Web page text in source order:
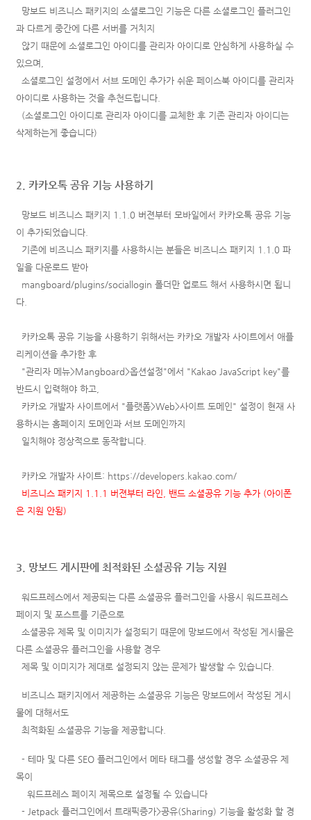
망보드 비즈니스 패키지의 소셜로그인 기능은 다른 소셜로그인 플러그인
과 다르게 중간에 다른 서버를 거치지
않기 때문에 소셜로그인 아이디를 관리자 아이디로 안심하게 사용하실 수
있으며,
소셜로그인 설정에서 서브 도메인 추가가 쉬운 페이스북 아이디를 관리자
아이디로 사용하는 것을 추천드립니다.
(소셜로그인 아이디로 관리자 아이디를 교체한 후 기존 관리자 아이디는
삭제하는게 좋습니다)
2. 카카오톡 공유 기능 사용하기
망보드 비즈니스 패키지 1.1.0 버젼부터 모바일에서 카카오톡 공유 기능
이 추가되었습니다.
기존에 비즈니스 패키지를 사용하시는 분들은 비즈니스 패키지 1.1.0 파
일을 다운로드 받아
mangboard/plugins/sociallogin 폴더만 업로드 해서 사용하시면 됩니
다.
카카오톡 공유 기능을 사용하기 위해서는 카카오 개발자 사이트에서 애플
리케이션을 추가한 후
"관리자 메뉴>Mangboard>옵션설정"에서 "Kakao JavaScript key"를
반드시 입력해야 하고,
카카오 개발자 사이트에서 "플랫폼>Web>사이트 도메인" 설정이 현재 사
용하시는 홈페이지 도메인과 서브 도메인까지
일치해야 정상적으로 동작합니다.
카카오 개발자 사이트: https://developers.kakao.com/
비즈니스 패키지 1.1.1 버젼부터 라인, 밴드 소셜공유 기능 추가 (아이폰
은 지원 안됨)
3. 망보드 게시판에 최적화된 소셜공유 기능 지원
워드프레스에서 제공되는 다른 소셜공유 플러그인을 사용시 워드프레스
페이지 및 포스트를 기준으로
소셜공유 제목 및 이미지가 설정되기 때문에 망보드에서 작성된 게시물은
다른 소셜공유 플러그인을 사용할 경우
제목 및 이미지가 제대로 설정되지 않는 문제가 발생할 수 있습니다.
비즈니스 패키지에서 제공하는 소셜공유 기능은 망보드에서 작성된 게시
물에 대해서도
최적화된 소셜공유 기능을 제공합니다.
- 테마 및 다른 SEO 플러그인에서 메타 태그를 생성할 경우 소셜공유 제
목이
워드프레스 페이지 제목으로 설정될 수 있습니다
- Jetpack 플러그인에서 트래픽증가>공유(Sharing) 기능을 활성화 할 경